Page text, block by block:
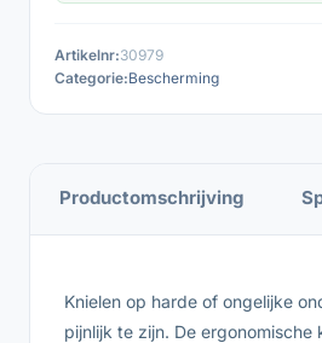
Artikelnr:30979
Categorie:Bescherming
Productomschrijving
Knielen op harde of ongelijke
pijnlijk te zijn. De ergonomische